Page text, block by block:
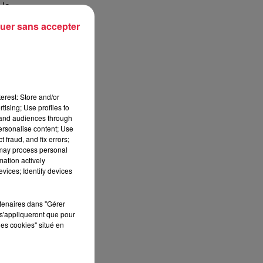
la
Store and/or
Use profiles to
audiences through
content; Use
fraud, and fix errors;
process personal
actively
Identify devices
dans "Gérer
que pour
cookies" situé en
sans accepter